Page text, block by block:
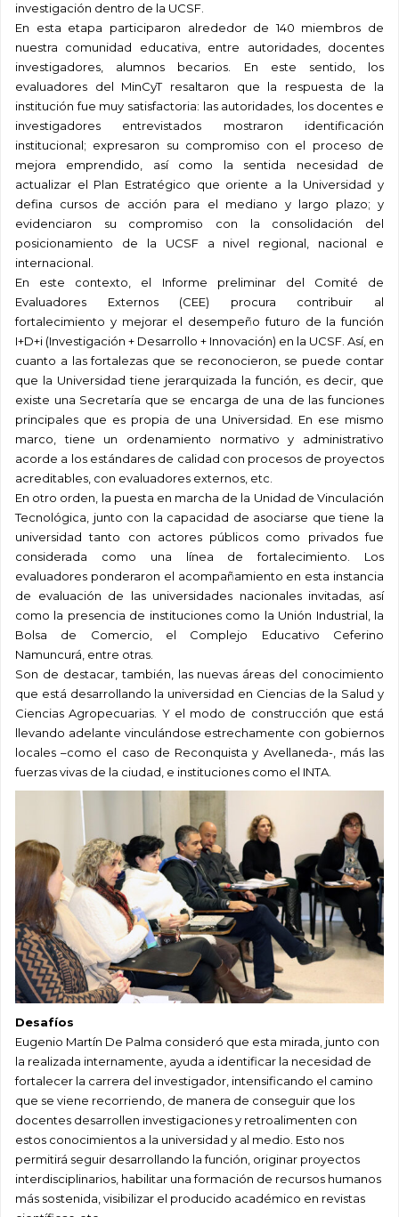
investigación dentro de la UCSF.
En esta etapa participaron alrededor de 140 miembros de
nuestra comunidad educativa, entre autoridades, docentes
investigadores, alumnos becarios. En este sentido, los
evaluadores del MinCyT resaltaron que la respuesta de la
institución fue muy satisfactoria: las autoridades, los docentes e
investigadores entrevistados mostraron identificación
institucional; expresaron su compromiso con el proceso de
mejora emprendido, así como la sentida necesidad de
actualizar el Plan Estratégico que oriente a la Universidad y
defina cursos de acción para el mediano y largo plazo; y
evidenciaron su compromiso con la consolidación del
posicionamiento de la UCSF a nivel regional, nacional e
internacional.
En este contexto, el Informe preliminar del Comité de
Evaluadores Externos (CEE) procura contribuir al
fortalecimiento y mejorar el desempeño futuro de la función
I+D+i (Investigación + Desarrollo + Innovación) en la UCSF. Así, en
cuanto a las fortalezas que se reconocieron, se puede contar
que la Universidad tiene jerarquizada la función, es decir, que
existe una Secretaría que se encarga de una de las funciones
principales que es propia de una Universidad. En ese mismo
marco, tiene un ordenamiento normativo y administrativo
acorde a los estándares de calidad con procesos de proyectos
acreditables, con evaluadores externos, etc.
En otro orden, la puesta en marcha de la Unidad de Vinculación
Tecnológica, junto con la capacidad de asociarse que tiene la
universidad tanto con actores públicos como privados fue
considerada como una línea de fortalecimiento. Los
evaluadores ponderaron el acompañamiento en esta instancia
de evaluación de las universidades nacionales invitadas, así
como la presencia de instituciones como la Unión Industrial, la
Bolsa de Comercio, el Complejo Educativo Ceferino
Namuncurá, entre otras.
Son de destacar, también, las nuevas áreas del conocimiento
que está desarrollando la universidad en Ciencias de la Salud y
Ciencias Agropecuarias. Y el modo de construcción que está
llevando adelante vinculándose estrechamente con gobiernos
locales –como el caso de Reconquista y Avellaneda-, más las
fuerzas vivas de la ciudad, e instituciones como el INTA.
Desafíos
Eugenio Martín De Palma consideró que esta mirada, junto con
la realizada internamente, ayuda a identificar la necesidad de
fortalecer la carrera del investigador, intensificando el camino
que se viene recorriendo, de manera de conseguir que los
docentes desarrollen investigaciones y retroalimenten con
estos conocimientos a la universidad y al medio. Esto nos
permitirá seguir desarrollando la función, originar proyectos
interdisciplinarios, habilitar una formación de recursos humanos
más sostenida, visibilizar el producido académico en revistas